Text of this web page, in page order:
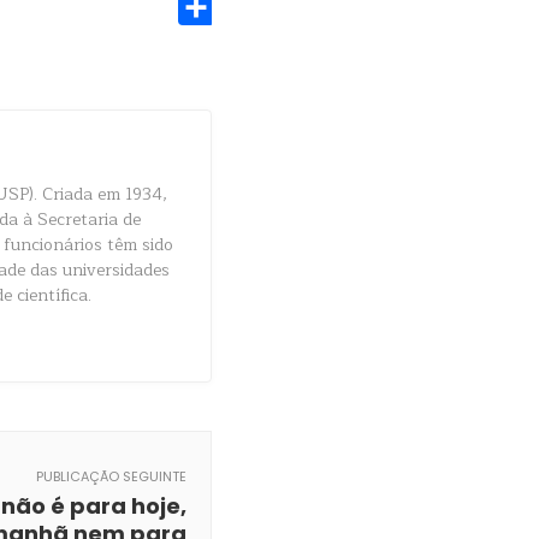
Criada em 1934,
à Secretaria de
têm sido
das universidades
científica.
PUBLICAÇÃO SEGUINTE
é para hoje,